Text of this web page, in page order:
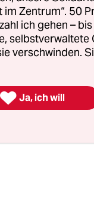
im Zentrum“. 50
ich gehen –
verschwinden.
 Ja, ich will